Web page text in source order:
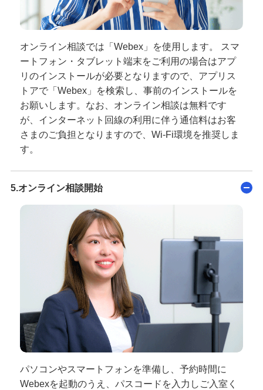
オンライン相談では「Webex」を使用します。 スマ
ートフォン・タブレット端末をご利用の場合はアプ
リのインストールが必要となりますので、アプリス
トアで「Webex」を検索し、事前のインストールを
お願いします。なお、オンライン相談は無料です
が、インターネット回線の利用に伴う通信料はお客
さまのご負担となりますので、Wi-Fi環境を推奨しま
す。
5.オンライン相談開始
パソコンやスマートフォンを準備し、予約時間に
Webexを起動のうえ、パスコードを入力しご入室く